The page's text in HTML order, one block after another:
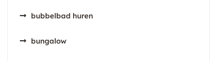
bubbelbad huren
bungalow